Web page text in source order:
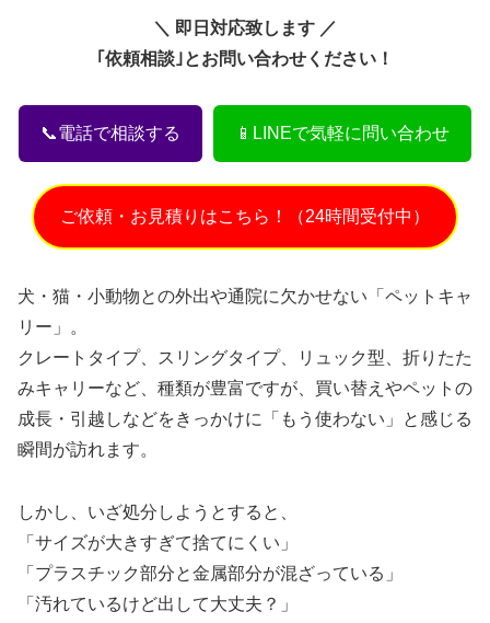
＼ 即日対応致します ／
｢依頼相談｣とお問い合わせください！
📞電話で相談する 📱LINEで気軽に問い合わせ
ご依頼・お見積りはこちら！（24時間受付中）
犬・猫・小動物との外出や通院に欠かせない「ペットキャ
リー」。
クレートタイプ、スリングタイプ、リュック型、折りたた
みキャリーなど、種類が豊富ですが、買い替えやペットの
成長・引越しなどをきっかけに「もう使わない」と感じる
瞬間が訪れます。
しかし、いざ処分しようとすると、
「サイズが大きすぎて捨てにくい」
「プラスチック部分と金属部分が混ざっている」
「汚れているけど出して大丈夫？」